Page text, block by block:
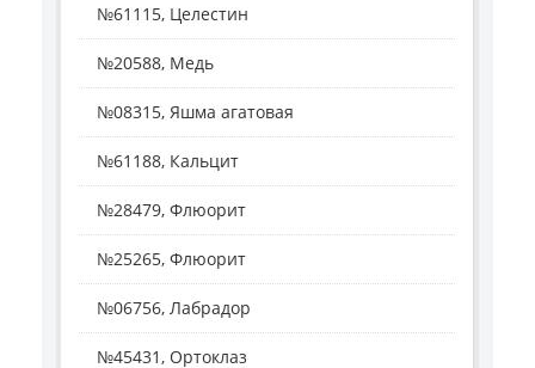
№61115, Целестин
№20588, Медь
№08315, Яшма агатовая
№61188, Кальцит
№28479, Флюорит
№25265, Флюорит
№06756, Лабрадор
№45431, Ортоклаз